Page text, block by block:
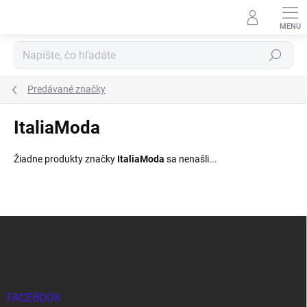
Hľadať
Predávané značky
ItaliaModa
Žiadne produkty značky ItaliaModa sa nenašli...
FACEBOOK